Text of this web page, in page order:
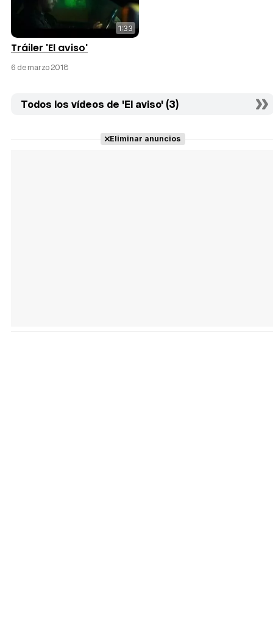
1:33
Tráiler 'El aviso'
6 de marzo 2018
Todos los vídeos de 'El aviso' (3)
Eliminar anuncios